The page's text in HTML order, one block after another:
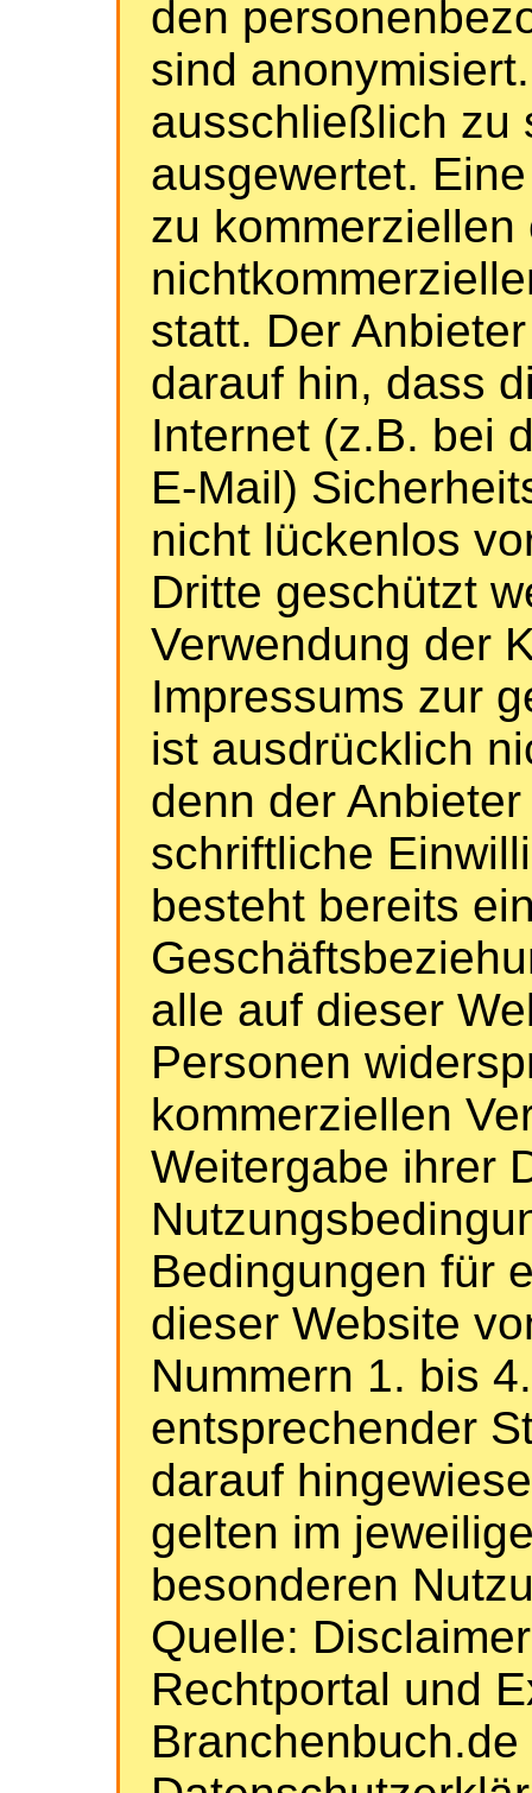
den
sind
ausschließlich zu
ausgewertet.
zu kommerziellen
statt. Der
darauf hin, dass
Internet (z.B. bei
E-Mail)
nicht lückenlos
Dritte geschützt
Verwendung der
Impressums zur
ist ausdrücklich
denn der
schriftliche
besteht bereits
alle auf dieser
Personen
kommerziellen
Weitergabe ihrer
Bedingungen für
dieser Website
Nummern 1. bis
entsprechender
darauf
gelten im
besonderen
Quelle:
Rechtportal und